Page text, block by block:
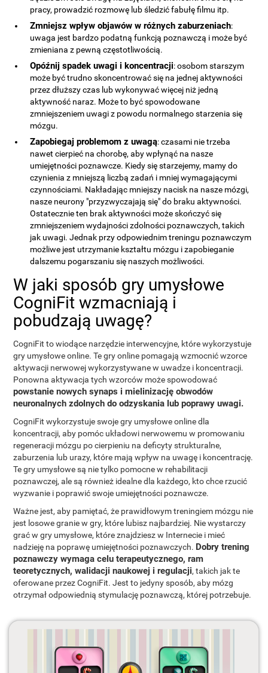
pracy, prowadzić rozmowę lub śledzić fabułę filmu itp.
Zmniejsz wpływ objawów w różnych zaburzeniach:
uwaga jest bardzo podatną funkcją poznawczą i może być
zmieniana z pewną częstotliwością.
Opóźnij spadek uwagi i koncentracji: osobom starszym
może być trudno skoncentrować się na jednej aktywności
przez dłuższy czas lub wykonywać więcej niż jedną
aktywność naraz. Może to być spowodowane
zmniejszeniem uwagi z powodu normalnego starzenia się
mózgu.
Zapobiegaj problemom z uwagą: czasami nie trzeba
nawet cierpieć na chorobę, aby wpłynąć na nasze
umiejętności poznawcze. Kiedy się starzejemy, mamy do
czynienia z mniejszą liczbą zadań i mniej wymagającymi
czynnościami. Nakładając mniejszy nacisk na nasze mózgi,
nasze neurony "przyzwyczajają się" do braku aktywności.
Ostatecznie ten brak aktywności może skończyć się
zmniejszeniem wydajności zdolności poznawczych, takich
jak uwagi. Jednak przy odpowiednim treningu poznawczym
możliwe jest utrzymanie kształtu mózgu i zapobieganie
dalszemu pogarszaniu się naszych możliwości.
W jaki sposób gry umysłowe
CogniFit wzmacniają i
pobudzają uwagę?
CogniFit to wiodące narzędzie interwencyjne, które wykorzystuje
gry umysłowe online. Te gry online pomagają wzmocnić wzorce
aktywacji nerwowej wykorzystywane w uwadze i koncentracji.
Ponowna aktywacja tych wzorców może spowodować
powstanie nowych synaps i mielinizację obwodów
neuronalnych zdolnych do odzyskania lub poprawy uwagi.
CogniFit wykorzystuje swoje gry umysłowe online dla
koncentracji, aby pomóc układowi nerwowemu w promowaniu
regeneracji mózgu po cierpieniu na deficyty strukturalne,
zaburzenia lub urazy, które mają wpływ na uwagę i koncentrację.
Te gry umysłowe są nie tylko pomocne w rehabilitacji
poznawczej, ale są również idealne dla każdego, kto chce rzucić
wyzwanie i poprawić swoje umiejętności poznawcze.
Ważne jest, aby pamiętać, że prawidłowym treningiem mózgu nie
jest losowe granie w gry, które lubisz najbardziej. Nie wystarczy
grać w gry umysłowe, które znajdziesz w Internecie i mieć
nadzieję na poprawę umiejętności poznawczych. Dobry trening
poznawczy wymaga celu terapeutycznego, ram
teoretycznych, walidacji naukowej i regulacji, takich jak te
oferowane przez CogniFit. Jest to jedyny sposób, aby mózg
otrzymał odpowiednią stymulację poznawczą, której potrzebuje.